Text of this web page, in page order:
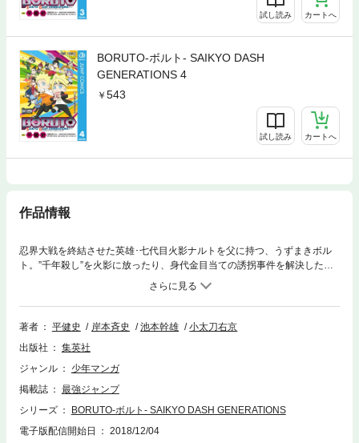
試し読み カートへ
BORUTO-ボルト- SAIKYO DASH
GENERATIONS 4
543
試し読み カートへ
作品情報
忍界大戦を終結させた英雄･七代目火影ナルトを父に持つ、うずまきボル
ト。”千年殺し”を火影に放ったり、身代金目当ての誘拐事件を解決した
り…。忍者学校(アカデミー)の仲間とともに巻き起こす、ボルトの物語が
著者 平健史 岸本斉史 池本幹雄
小太刀右京
出版社
集英社
ジャンル
少年マンガ
掲載誌
最強ジャンプ
シリーズ
BORUTO-ボルト- SAIKYO DASH GENERATIONS
電子版配信開始日
2018/12/04